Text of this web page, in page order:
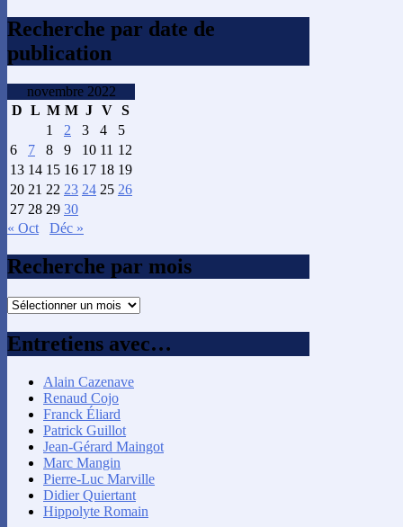
Recherche par date de
publication
novembre 2022
D L M M J V S
1
2 3 4
5
6
7 8 9 10 11 12
13 14 15 16 17 18 19
20 21 22 23 24 25 26
27 28 29 30
« Oct
Déc »
Recherche par mois
Recherche
mois
Entretiens avec…
Alain Cazenave
Renaud Cojo
Franck Éliard
Patrick Guillot
Jean-Gérard Maingot
Marc Mangin
Pierre-Luc Marville
Didier Quiertant
Hippolyte Romain